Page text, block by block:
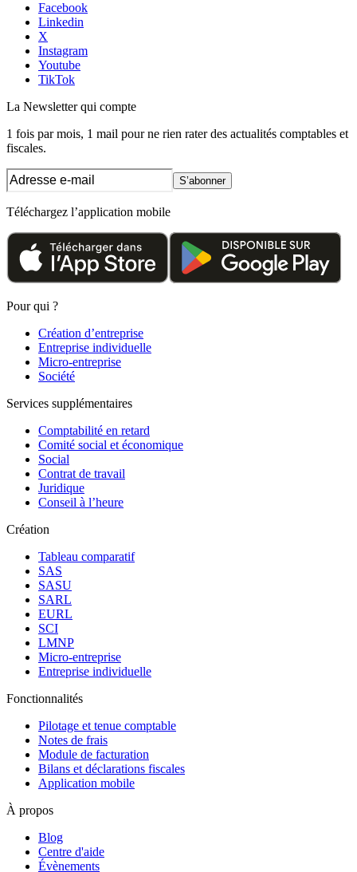
Facebook
Linkedin
X
Instagram
Youtube
TikTok
La Newsletterqui compte
1 fois par mois, 1 mail pour ne rien rater des actualités comptables et
fiscales.
S’abonner
Téléchargez l’application mobile
Pour qui ?
Création d’entreprise
Entreprise individuelle
Micro-entreprise
Société
Services supplémentaires
Comptabilité en retard
Comité social et économique
Social
Contrat de travail
Juridique
Conseil à l’heure
Création
Tableau comparatif
SAS
SASU
SARL
EURL
SCI
LMNP
Micro-entreprise
Entreprise individuelle
Fonctionnalités
Pilotage et tenue comptable
Notes de frais
Module de facturation
Bilans et déclarations fiscales
Application mobile
À propos
Blog
Centre d'aide
Évènements